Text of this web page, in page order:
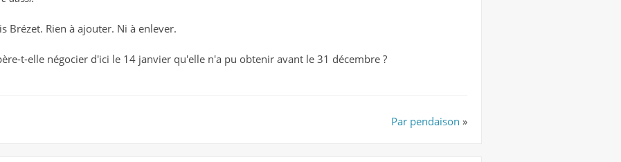
Brézet. Rien à ajouter. Ni à enlever.
t-elle négocier d'ici le 14 janvier qu'elle n'a pu obtenir avant le 31 décembre ?
Par pendaison »